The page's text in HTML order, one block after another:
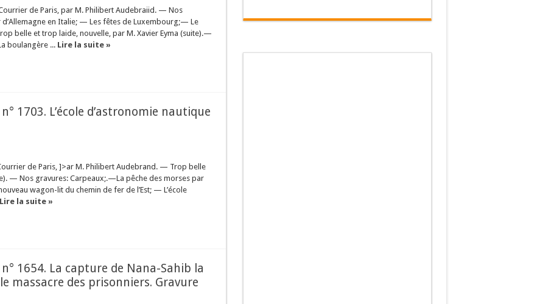
de Paris, par M. Philibert Audebraiid. — Nos
en Italie; — Les fêtes de Luxembourg;— Le
belle et trop laide, nouvelle, par M. Xavier Eyma (suite).—
boulangère ... Lire la suite »
1703. L’école d’astronomie nautique
de Paris, ]>ar M. Philibert Audebrand. — Trop belle
— Nos gravures: Carpeaux;.—La pêche des morses par
wagon-lit du chemin de fer de l’Est; — L’école
Lire la suite »
1654. La capture de Nana-Sahib la
massacre des prisonniers. Gravure